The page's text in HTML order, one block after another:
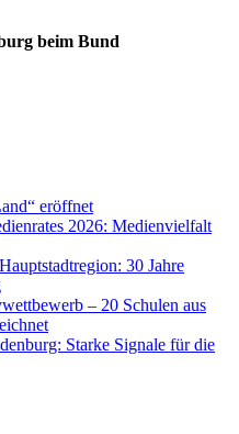
beim Bund
eröffnet
2026: Medienvielfalt
30 Jahre
– 20 Schulen aus
Starke Signale für die